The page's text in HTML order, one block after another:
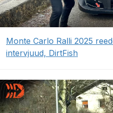
Monte Carlo Ralli 2025
intervjuud, DirtFish